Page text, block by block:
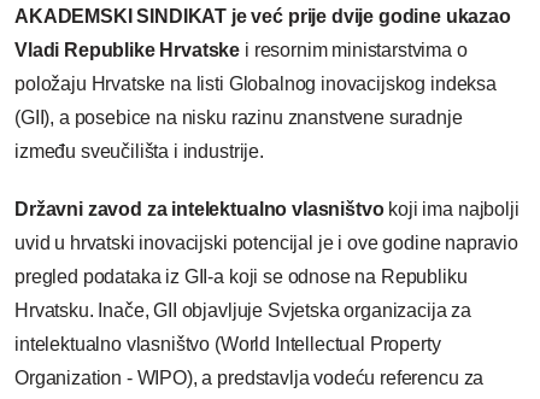
AKADEMSKI SINDIKAT je već prije dvije godine ukazao
Vladi Republike Hrvatske i resornim ministarstvima o
položaju Hrvatske na listi Globalnog inovacijskog indeksa
(GII), a posebice na nisku razinu znanstvene suradnje
između sveučilišta i industrije.
Državni zavod za intelektualno vlasništvokoji ima najbolji
uvid u hrvatski inovacijski potencijal je i ove godine napravio
pregled podataka iz GII-a koji se odnose na Republiku
Hrvatsku. Inače, GII objavljuje Svjetska organizacija za
intelektualno vlasništvo (World Intellectual Property
Organization - WIPO), a predstavlja vodeću referencu za